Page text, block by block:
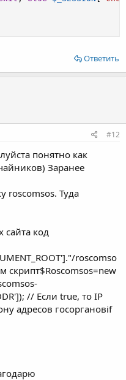
Ответить
#12
понятно как
Заранее
roscomsos. Туда
сайта код
roscomso
скрипт$Roscomsos=new
// Если true, то IP
адресов госоргановif